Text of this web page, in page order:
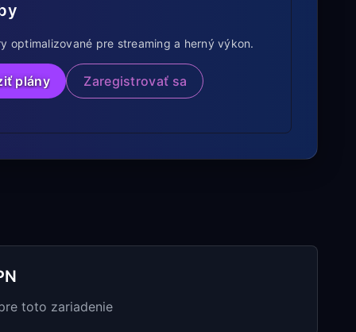
optimalizované pre streaming a herný výkon.
plány Zaregistrovať sa
toto zariadenie